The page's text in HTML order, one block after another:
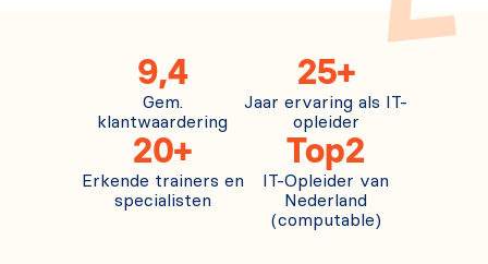
9,4
Gem.
klantwaardering
25+
Jaar ervaring als IT-
opleider
20+
Erkende trainers en
specialisten
Top2
IT-Opleider van
Nederland
(computable)